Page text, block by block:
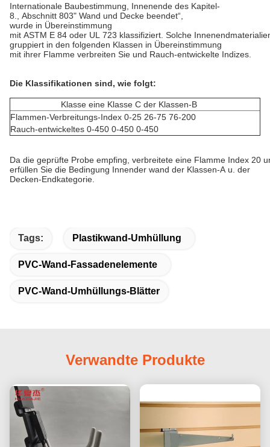
Internationale Baubestimmung, Innenende des Kapitel-
8., Abschnitt 803" Wand und Decke beendet“,
wurde in Übereinstimmung
mit ASTM E 84 oder UL 723 klassifiziert. Solche
gruppiert in den folgenden Klassen in Übereinstimmung
mit ihrer Flamme verbreiten Sie und Rauch-entwickelte Indizes.
Die Klassifikationen sind, wie folgt:
Klasse eine Klasse C der Klassen-B
Flammen-Verbreitungs-Index 0-25 26-75 76-200
Rauch-entwickeltes 0-450 0-450 0-450
Da die geprüfte Probe empfing, verbreitete eine Flamme Index 20
erfüllen Sie die Bedingung Innender wand der Klassen-A u. der
Decken-Endkategorie.
Tags: Plastikwand-Umhüllung
PVC-Wand-Fassadenelemente
PVC-Wand-Umhüllungs-Blätter
Verwandte Produkte